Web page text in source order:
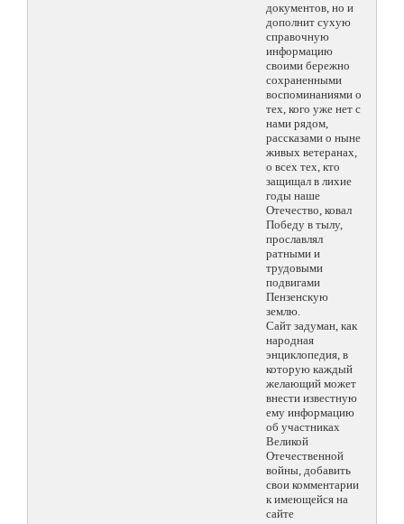
документов, но и
дополнит сухую
справочную
информацию
своими бережно
сохраненными
воспоминаниями о
тех, кого уже нет с
нами рядом,
рассказами о ныне
живых ветеранах,
о всех тех, кто
защищал в лихие
годы наше
Отечество, ковал
Победу в тылу,
прославлял
ратными и
трудовыми
подвигами
Пензенскую
землю.
Сайт задуман, как
народная
энциклопедия, в
которую каждый
желающий может
внести известную
ему информацию
об участниках
Великой
Отечественной
войны, добавить
свои комментарии
к имеющейся на
сайте